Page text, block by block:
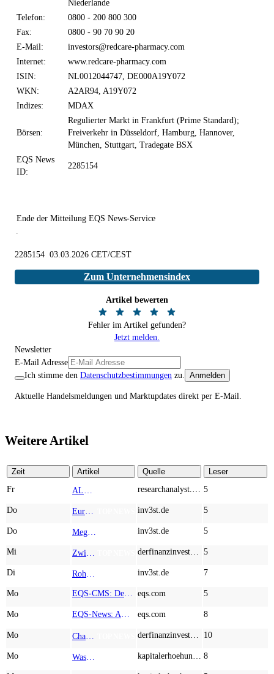
Niederlande
Telefon:
0800 - 200 800 300
Fax:
0800 - 90 70 90 20
E-Mail:
investors@redcare-pharmacy.com
Internet:
www.redcare-pharmacy.com
ISIN:
NL0012044747, DE000A19Y072
WKN:
A2AR94, A19Y072
Indizes:
MDAX
Börsen:
Regulierter Markt in Frankfurt (Prime Standard);
Freiverkehr in Düsseldorf, Hamburg, Hannover,
München, Stuttgart, Tradegate BSX
EQS News
ID:
2285154
Ende der Mitteilung EQS News-Service
2285154 03.03.2026 CET/CEST
Zum Unternehmensindex
Artikel bewerten
Fehler im Artikel gefunden?
Jetzt melden.
Newsletter
E-Mail Adresse
Ich stimme den Datenschutzbestimmungen zu. Anmelden
Aktuelle Handelsmeldungen und Marktupdates direkt per E-Mail.
Weitere Artikel
Zeit Artikel Quelle
Leser
Fr
5
Do inv3st.de 5
Do inv3st.de 5
Mi 5
Di inv3st.de 7
Mo eqs.com 5
Mo eqs.com 8
Mo 10
Mo 8